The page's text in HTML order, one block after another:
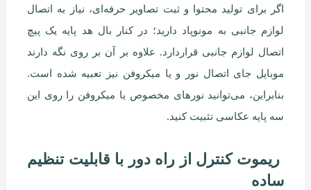
اگر برای تولید محتوا و ثبت تصاویر حرفه‌ای، نیاز به اتصال
لوازم جانبی به مونوپاد دارید؛ در کنار بال هد پایه یک پیچ
اتصال لوازم جانبی قراردارد. علاوه بر آن بر روی نگه دارند
موبایل جای اتصال نور و یا میکروفن نیز تعبیه شده است.
بنابراین، می‌توانید نورهای مخصوص یا میکروفن را روی این
سه پایه عکاسی تثبیت کنید.
ریموت کنترل از راه دور با قابلیت تنظیم
ساده